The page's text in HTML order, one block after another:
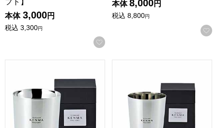
本体 3,000円
税込 3,300円
お気に入りに登録する
本体 8,000円
税込 8,800円